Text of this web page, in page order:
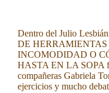
Dentro del Julio
DE
INCOMODIDAD O
HASTA EN LA SOPA
compañeras Gabriela
ejercicios y mucho